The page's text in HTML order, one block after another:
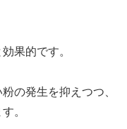
果的です。
の発生を抑えつつ、
。